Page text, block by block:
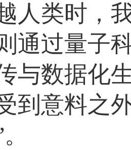
人类时，
通过量子
与数据化
到意料之